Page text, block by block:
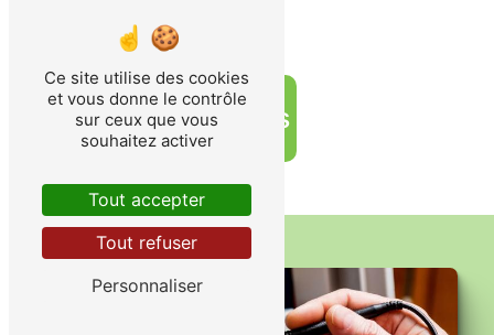
Contactez-nous
Ce site utilise des cookies
et vous donne le contrôle
sur ceux que vous
souhaitez activer
Tout accepter
Tout refuser
Personnaliser